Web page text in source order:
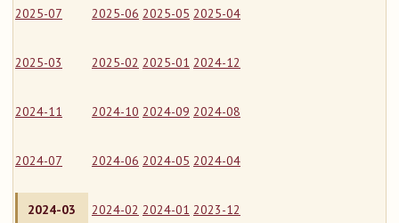
2025-07 2025-06 2025-05 2025-04
2025-03 2025-02 2025-01 2024-12
2024-11 2024-10 2024-09 2024-08
2024-07 2024-06 2024-05 2024-04
2024-03 2024-02 2024-01 2023-12